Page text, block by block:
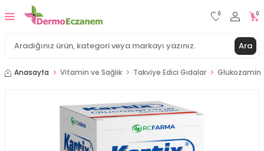
Ara
0 0
Anasayfa Vitamin ve Sağlık Takviye Edici Gıdalar Glukozamin